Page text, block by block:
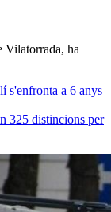
Vilatorrada, ha
s'enfronta a 6 anys
325 distincions per